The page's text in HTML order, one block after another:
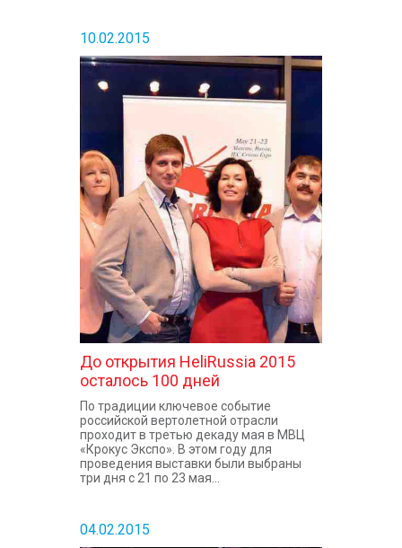
10.02.2015
До открытия HeliRussia 2015
осталось 100 дней
По традиции ключевое событие
российской вертолетной отрасли
проходит в третью декаду мая в МВЦ
«Крокус Экспо». В этом году для
проведения выставки были выбраны
три дня с 21 по 23 мая...
04.02.2015